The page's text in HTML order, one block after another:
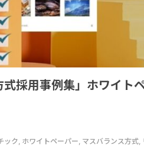
式採用事例集」ホワイト
ク, ホワイトペーパー, マスバランス方式,